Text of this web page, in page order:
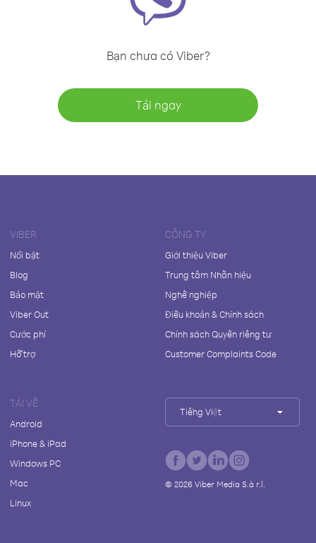
Bạn chưa có Viber?
Tải ngay
VIBER
Nổi bật
Blog
Bảo mật
Viber Out
Cước phí
Hỗ trợ
CÔNG TY
Giới thiệu Viber
Trung tâm Nhãn hiệu
Nghề nghiệp
Điều khoản & Chính sách
Chính sách Quyền riêng tư
Customer Complaints Code
TẢI VỀ
Android
iPhone & iPad
Windows PC
Mac
Linux
Tiếng Việt
© 2026Viber Media S.à r.l.